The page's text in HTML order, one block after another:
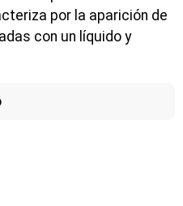
por la aparición de
con un líquido y